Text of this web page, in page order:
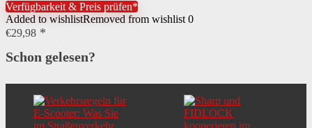
Verfügbarkeit & Preis prüfen*
Added to wishlistRemoved from wishlist 0
€29,98
Schon gelesen?